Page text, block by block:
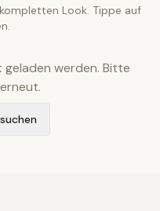
Look. Tippe auf
werden. Bitte